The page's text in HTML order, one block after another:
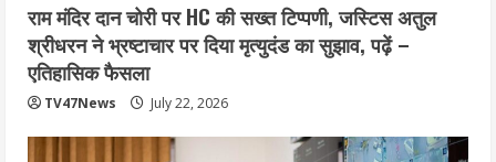
राम मंदिर दान चोरी पर HC की सख्त टिप्पणी, जस्टिस अतुल
श्रीधरन ने भ्रष्टाचार पर द‍िया मृत्युदंड का सुझाव, पढ़ें –
एत‍िहास‍िक फैसला
TV47News July 22, 2026